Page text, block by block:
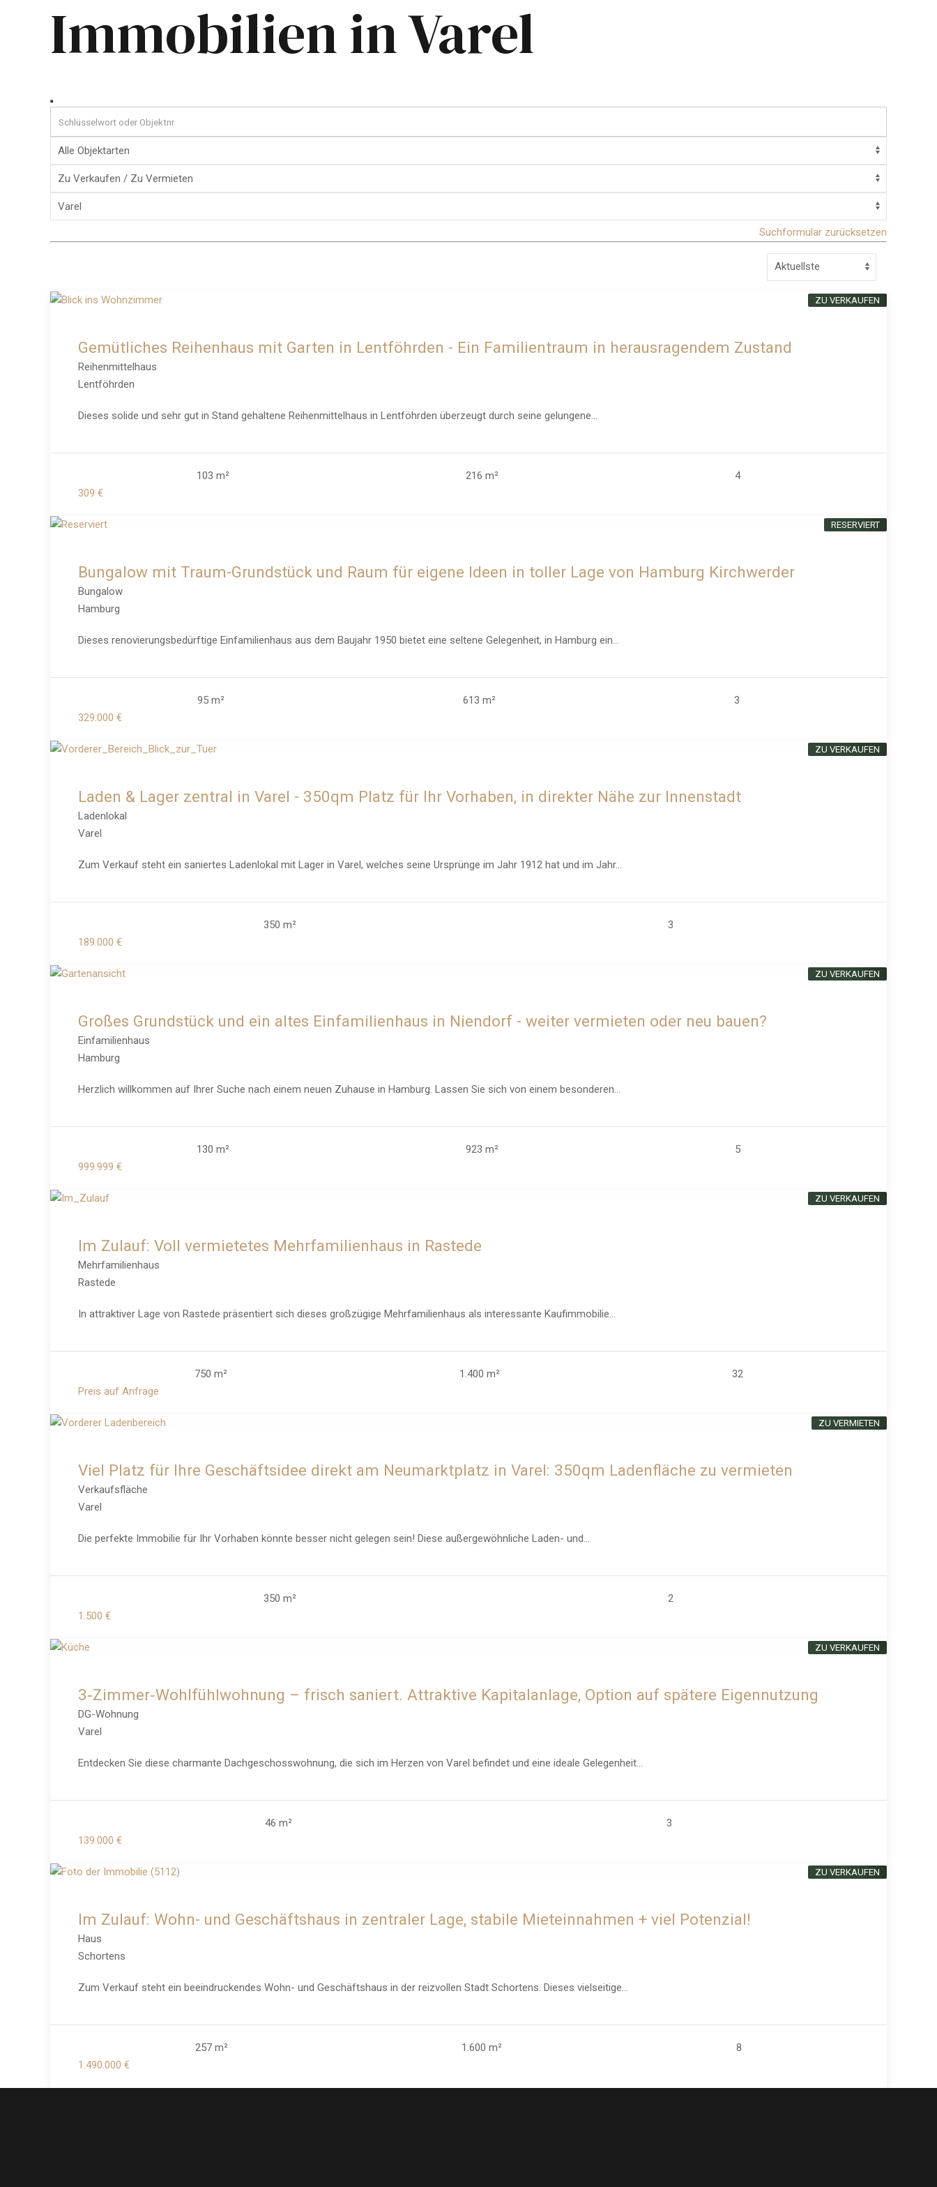
Immobilien in Varel
Suchformular zurücksetzen
Gemütliches Reihenhaus mit Garten in Lentföhrden - Ein Familientraum in herausragendem Zustand
Reihenmittelhaus
Lentföhrden
Dieses solide und sehr gut in Stand gehaltene Reihenmittelhaus in Lentföhrden überzeugt durch seine gelungene...
103 m² 216 m²
4
309 €
ZU VERKAUFEN
Bungalow mit Traum-Grundstück und Raum für eigene Ideen in toller Lage von Hamburg Kirchwerder
Bungalow
Hamburg
Dieses renovierungsbedürftige Einfamilienhaus aus dem Baujahr 1950 bietet eine seltene Gelegenheit, in Hamburg ein...
95 m² 613 m²
3
329.000 €
RESERVIERT
Laden & Lager zentral in Varel - 350qm Platz für Ihr Vorhaben, in direkter Nähe zur Innenstadt
Ladenlokal
Varel
Zum Verkauf steht ein saniertes Ladenlokal mit Lager in Varel, welches seine Ursprünge im Jahr 1912 hat und im Jahr...
350 m²
3
189.000 €
ZU VERKAUFEN
Großes Grundstück und ein altes Einfamilienhaus in Niendorf - weiter vermieten oder neu bauen?
Einfamilienhaus
Hamburg
Herzlich willkommen auf Ihrer Suche nach einem neuen Zuhause in Hamburg. Lassen Sie sich von einem besonderen...
130 m² 923 m²
5
999.999 €
ZU VERKAUFEN
Im Zulauf: Voll vermietetes Mehrfamilienhaus in Rastede
Mehrfamilienhaus
Rastede
In attraktiver Lage von Rastede präsentiert sich dieses großzügige Mehrfamilienhaus als interessante Kaufimmobilie...
750 m² 1.400 m²
32
Preis auf Anfrage
ZU VERKAUFEN
Viel Platz für Ihre Geschäftsidee direkt am Neumarktplatz in Varel: 350qm Ladenfläche zu vermieten
Verkaufsfläche
Varel
Die perfekte Immobilie für Ihr Vorhaben könnte besser nicht gelegen sein! Diese außergewöhnliche Laden- und...
350 m²
2
1.500 €
ZU VERMIETEN
3‑Zimmer‑Wohlfühlwohnung – frisch saniert. Attraktive Kapitalanlage, Option auf spätere Eigennutzung
DG-Wohnung
Varel
Entdecken Sie diese charmante Dachgeschosswohnung, die sich im Herzen von Varel befindet und eine ideale Gelegenheit...
46 m²
3
139.000 €
ZU VERKAUFEN
Im Zulauf: Wohn- und Geschäftshaus in zentraler Lage, stabile Mieteinnahmen + viel Potenzial!
Haus
Schortens
Zum Verkauf steht ein beeindruckendes Wohn- und Geschäftshaus in der reizvollen Stadt Schortens. Dieses vielseitige...
257 m² 1.600 m²
8
1.490.000 €
ZU VERKAUFEN